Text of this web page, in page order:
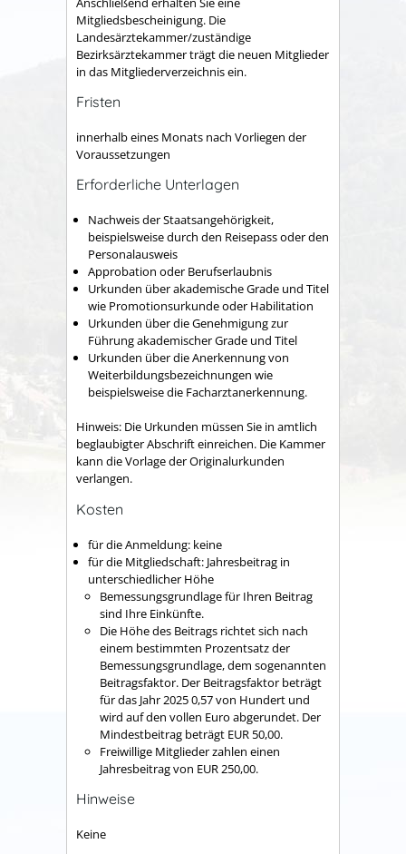
Mitgliedsbescheinigung. Die
Landesärztekammer/zuständige
Bezirksärztekammer trägt die neuen Mitglieder
in das Mitgliederverzeichnis ein.
Fristen
innerhalb eines Monats nach Vorliegen der
Voraussetzungen
Erforderliche Unterlagen
Nachweis der Staatsangehörigkeit,
beispielsweise durch den Reisepass oder den
Personalausweis
Approbation oder Berufserlaubnis
Urkunden über akademische Grade und Titel
wie Promotionsurkunde oder Habilitation
Urkunden über die Genehmigung zur
Führung akademischer Grade und Titel
Urkunden über die Anerkennung von
Weiterbildungsbezeichnungen wie
beispielsweise die Facharztanerkennung.
Hinweis: Die Urkunden müssen Sie in amtlich
beglaubigter Abschrift einreichen. Die Kammer
kann die Vorlage der Originalurkunden
verlangen.
Kosten
für die Anmeldung: keine
für die Mitgliedschaft: Jahresbeitrag in
unterschiedlicher Höhe
Bemessungsgrundlage für Ihren Beitrag
sind Ihre Einkünfte.
Die Höhe des Beitrags richtet sich nach
einem bestimmten Prozentsatz der
Bemessungsgrundlage, dem sogenannten
Beitragsfaktor. Der Beitragsfaktor beträgt
für das Jahr 2025 0,57 von Hundert und
wird auf den vollen Euro abgerundet. Der
Mindestbeitrag beträgt EUR 50,00.
Freiwillige Mitglieder zahlen einen
Jahresbeitrag von EUR 250,00.
Hinweise
Keine